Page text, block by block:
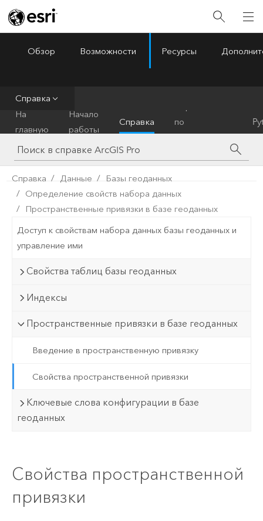
ArcGIS Pro
Обзор Возможности Ресурсы
Справка
На
главную
Начало
работы
Справка
по
инструментам
Справка Данные
Базы геоданных
Определение свойств набора данных
Пространственные привязки в базе геоданных
Доступ к свойствам набора данных базы геоданных и
управление ими
Свойства таблиц базы геоданных
Индексы
Пространственные привязки в базе геоданных
Введение в пространственную привязку
Свойства пространственной привязки
Ключевые слова конфигурации в базе
геоданных
Свойства пространственной
привязки